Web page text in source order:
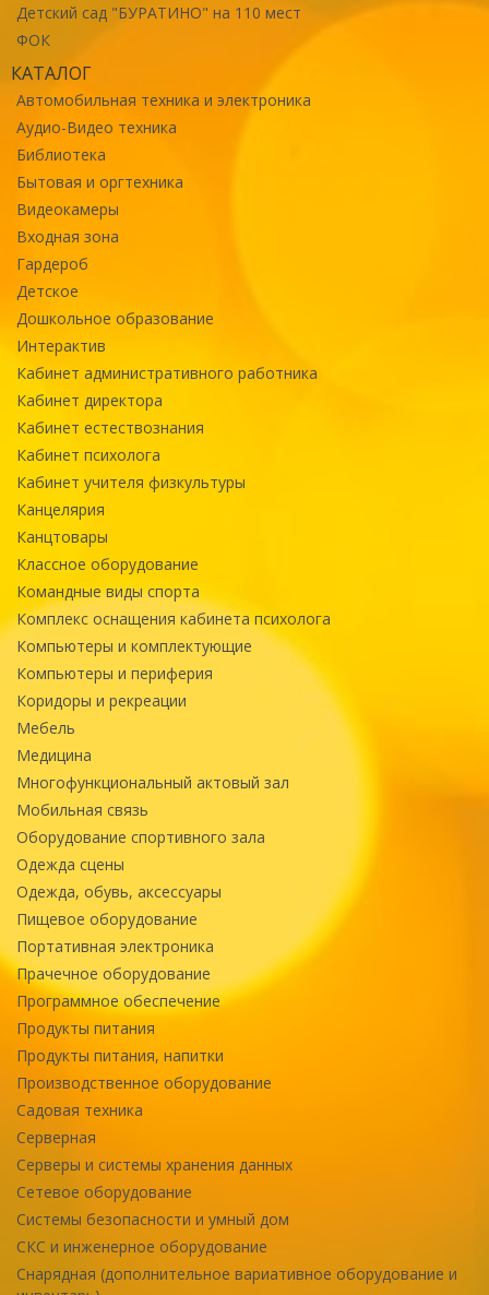
Детский сад "БУРАТИНО" на 110 мест
ФОК
КАТАЛОГ
Автомобильная техника и электроника
Аудио-Видео техника
Библиотека
Бытовая и оргтехника
Видеокамеры
Входная зона
Гардероб
Детское
Дошкольное образование
Интерактив
Кабинет административного работника
Кабинет директора
Кабинет естествознания
Кабинет психолога
Кабинет учителя физкультуры
Канцелярия
Канцтовары
Классное оборудование
Командные виды спорта
Комплекс оснащения кабинета психолога
Компьютеры и комплектующие
Компьютеры и периферия
Коридоры и рекреации
Мебель
Медицина
Многофункциональный актовый зал
Мобильная связь
Оборудование спортивного зала
Одежда сцены
Одежда, обувь, аксессуары
Пищевое оборудование
Портативная электроника
Прачечное оборудование
Программное обеспечение
Продукты питания
Продукты питания, напитки
Производственное оборудование
Садовая техника
Серверная
Серверы и системы хранения данных
Сетевое оборудование
Системы безопасности и умный дом
СКС и инженерное оборудование
Снарядная (дополнительное вариативное оборудование и